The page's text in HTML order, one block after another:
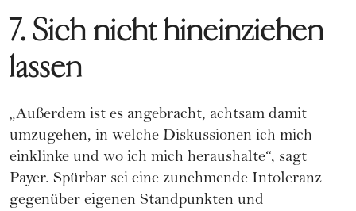
7. Sich nicht hineinziehen
lassen
„Außerdem ist es angebracht, achtsam damit
umzugehen, in welche Diskussionen ich mich
einklinke und wo ich mich heraushalte“, sagt
Payer. Spürbar sei eine zunehmende Intoleranz
gegenüber eigenen Standpunkten und